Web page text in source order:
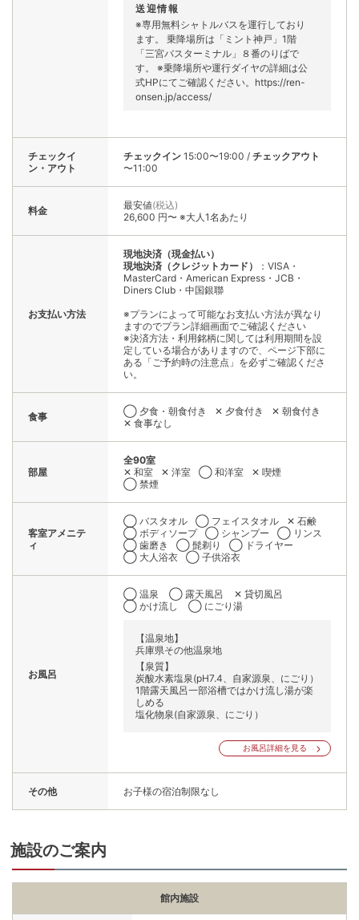
送迎情報
※専用無料シャトルバスを運行しており
ます。 乗降場所は「ミント神戸」1階
「三宮バスターミナル」８番のりばで
す。 ※乗降場所や運行ダイヤの詳細は公
式HPにてご確認ください。https://ren-
onsen.jp/access/
チェックイ
ン・アウト
チェックイン 15:00〜19:00 / チェックアウト
〜11:00
料金 最安値(税込)
26,600 円〜 ※大人1名あたり
お支払い方法
現地決済（現金払い）
現地決済（クレジットカード）
：VISA・
MasterCard・American Express・JCB・
Diners Club・中国銀聯
※プランによって可能なお支払い方法が異なり
ますのでプラン詳細画面でご確認ください
※決済方法・利用銘柄に関しては利用期間を設
定している場合がありますので、ページ下部に
ある「ご予約時の注意点」を必ずご確認くださ
い。
食事 ◯ 夕食・朝食付き ✕ 夕食付き
✕ 朝食付き
✕ 食事なし
部屋
全90室
✕ 和室
✕ 洋室 ◯ 和洋室
✕ 喫煙
◯ 禁煙
客室アメニテ
ィ
◯ バスタオル ◯ フェイスタオル
✕ 石鹸
◯ ボディソープ
◯ シャンプー
◯ リンス
◯ 歯磨き
◯ 髭剃り
◯ ドライヤー
◯ 大人浴衣
◯ 子供浴衣
お風呂
◯ 温泉 ◯ 露天風呂
✕ 貸切風呂
◯ かけ流し
◯ にごり湯
【温泉地】
兵庫県その他温泉地
【泉質】
炭酸水素塩泉(pH7.4、自家源泉、にごり）
1階露天風呂一部浴槽ではかけ流し湯が楽
しめる
塩化物泉(自家源泉、にごり）
お風呂詳細を見る
その他 お子様の宿泊制限なし
施設のご案内
館内施設